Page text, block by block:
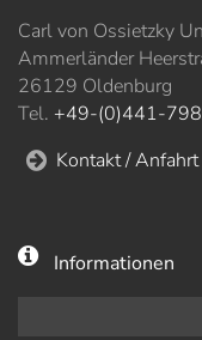
Carl von Ossietzky
Ammerländer
26129 Oldenburg
Tel. +49-(0)441-
Kontakt /
Informationen